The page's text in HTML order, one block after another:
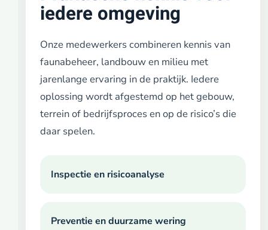
iedere omgeving
Onze medewerkers combineren kennis van
faunabeheer, landbouw en milieu met
jarenlange ervaring in de praktijk. Iedere
oplossing wordt afgestemd op het gebouw,
terrein of bedrijfsproces en op de risico’s die
daar spelen.
Inspectie en risicoanalyse
Preventie en duurzame wering